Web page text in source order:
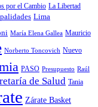
por el Cambio La Libertad
Lima
María Elena Gallea Mauricio
Norberto Toncovich Nuevo
PASO Presupuesto Raúl
de Salud Tania
Zárate Basket